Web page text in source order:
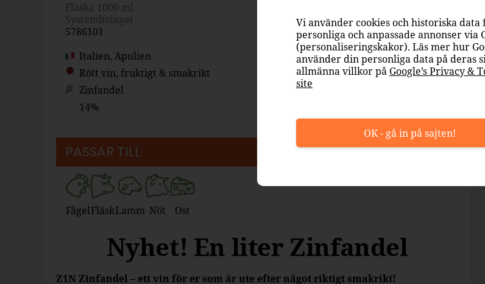
Flaska 1000 ml
Systembolaget
5786101
Italien, Apulien
Rött vin, fruktigt & smakrikt
Zinfandel
14%
PASSAR TILL
FågelFläskLamm Nöt Ost
Nyhet! En liter Zinfandel
Z1N Zinfandel – ett vin för er som är ute efter något riktigt smakrikt!
Vi använder cookies och historiska data
personliga och anpassade annonser via
(personaliseringskakor). Läs mer hur
använder din personliga data på deras
allmänna villkor på Google’s Privacy &
site
OK - gå in på sajten!